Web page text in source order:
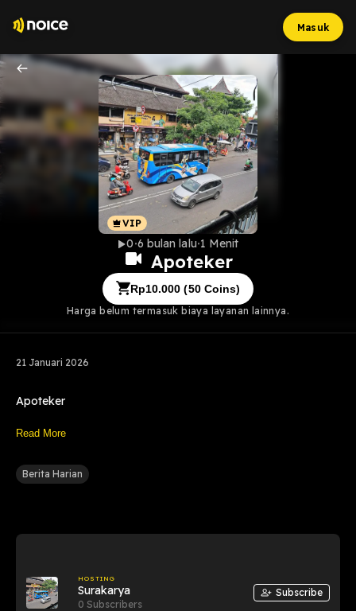
Masuk
0 6 bulan lalu 1 Menit
Apoteker
Rp10.000 (50Coins)
Harga belum termasuk biaya layanan lainnya.
21 Januari 2026
Apoteker
Read More
Berita Harian
HOSTING
Surakarya
0 Subscribers
Subscribe